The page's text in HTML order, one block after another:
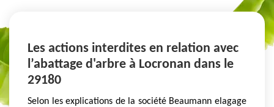
Les actions interdites en relation avec
l’abattage d'arbre à Locronan dans le
29180
Selon les explications de la société Beaumann elagage